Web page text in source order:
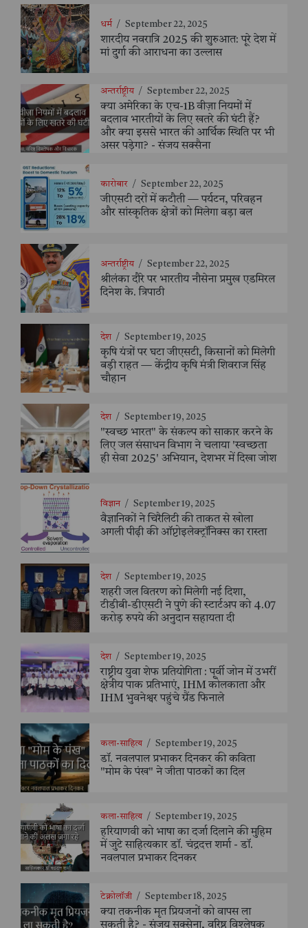
धर्म / September 22, 2025
शारदीय नवरात्रि 2025 की शुरुआत: पूरे देश में
मां दुर्गा की आराधना का उल्लास
अन्तर्राष्ट्रीय / September 22, 2025
क्या अमेरिका के एच-1B वीज़ा नियमों में
बदलाव भारतीयों के लिए खतरे की घंटी हैं?
और क्या इससे भारत की आर्थिक स्थिति पर भी
असर पड़ेगा? - संजय सक्सैना
कारोबार / September 22, 2025
जीएसटी दरों में कटौती — पर्यटन, परिवहन
और सांस्कृतिक क्षेत्रों को मिलेगा बड़ा बल
अन्तर्राष्ट्रीय / September 22, 2025
श्रीलंका दौरे पर भारतीय नौसेना प्रमुख एडमिरल
दिनेश के. त्रिपाठी
देश / September 19, 2025
कृषि यंत्रों पर घटा जीएसटी, किसानों को मिलेगी
बड़ी राहत — केंद्रीय कृषि मंत्री शिवराज सिंह
चौहान
देश / September 19, 2025
"स्वच्छ भारत" के संकल्प को साकार करने के
लिए जल संसाधन विभाग ने चलाया 'स्वच्छता
ही सेवा 2025' अभियान, देशभर में दिखा जोश
विज्ञान / September 19, 2025
वैज्ञानिकों ने चिरैलिटी की ताकत से खोला
अगली पीढ़ी की ऑप्टोइलेक्ट्रॉनिक्स का रास्ता
देश / September 19, 2025
शहरी जल वितरण को मिलेगी नई दिशा,
टीडीबी-डीएसटी ने पुणे की स्टार्टअप को 4.07
करोड़ रुपये की अनुदान सहायता दी
देश / September 19, 2025
राष्ट्रीय युवा शेफ प्रतियोगिता : पूर्वी जोन में उभरीं
क्षेत्रीय पाक प्रतिभाएं, IHM कोलकाता और
IHM भुवनेश्वर पहुंचे ग्रैंड फिनाले
कला-साहित्य / September 19, 2025
डॉ. नवलपाल प्रभाकर दिनकर की कविता
"मोम के पंख" ने जीता पाठकों का दिल
कला-साहित्य / September 19, 2025
हरियाणवी को भाषा का दर्जा दिलाने की मुहिम
में जुटे साहित्यकार डॉ. चंद्रदत्त शर्मा - डॉ.
नवलपाल प्रभाकर दिनकर
टेक्नोलॉजी / September 18, 2025
क्या तकनीक मृत प्रियजनों को वापस ला
सकती है? - संजय सक्सेना, वरिष्ठ विश्लेषक